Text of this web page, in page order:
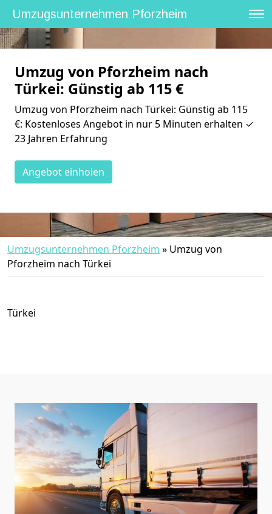
Umzugsunternehmen Pforzheim
Umzug von Pforzheim nach
Türkei: Günstig ab 115 €
Umzug von Pforzheim nach Türkei: Günstig ab 115
€: Kostenloses Angebot in nur 5 Minuten erhalten ✓
23 Jahren Erfahrung
Angebot einholen
Umzugsunternehmen Pforzheim » Umzug von
Pforzheim nach Türkei
Türkei